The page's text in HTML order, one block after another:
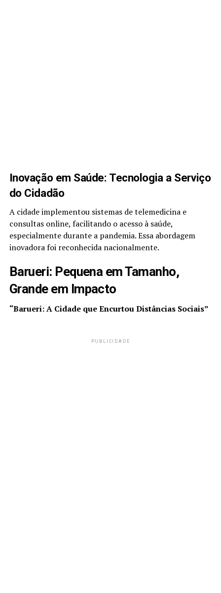
Inovação em Saúde: Tecnologia a Serviço
do Cidadão
A cidade implementou sistemas de telemedicina e
consultas online, facilitando o acesso à saúde,
especialmente durante a pandemia. Essa abordagem
inovadora foi reconhecida nacionalmente.
Barueri: Pequena em Tamanho,
Grande em Impacto
“Barueri: A Cidade que Encurtou Distâncias Sociais”
PUBLICIDADE